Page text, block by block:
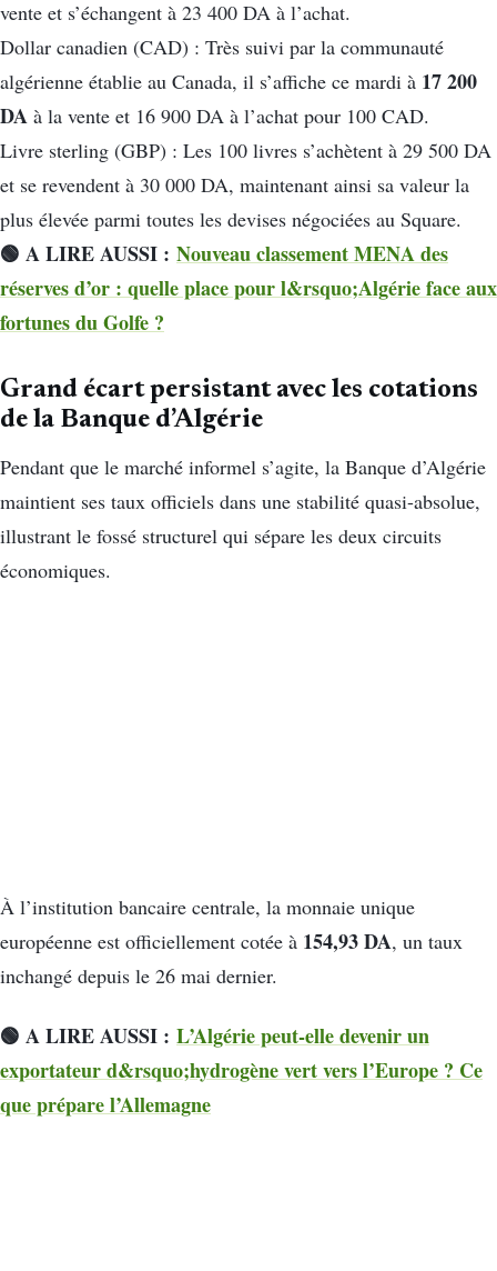
vente et s’échangent à 23 400 DA à l’achat.
Dollar canadien (CAD) : Très suivi par la communauté
algérienne établie au Canada, il s’affiche ce mardi à 17 200
DA à la vente et 16 900 DA à l’achat pour 100 CAD.
Livre sterling (GBP) : Les 100 livres s’achètent à 29 500 DA
et se revendent à 30 000 DA, maintenant ainsi sa valeur la
plus élevée parmi toutes les devises négociées au Square.
🟢 A LIRE AUSSI : Nouveau classement MENA des
réserves d’or : quelle place pour l&rsquo;Algérie face aux
fortunes du Golfe ?
Grand écart persistant avec les cotations
de la Banque d’Algérie
Pendant que le marché informel s’agite, la Banque d’Algérie
maintient ses taux officiels dans une stabilité quasi-absolue,
illustrant le fossé structurel qui sépare les deux circuits
économiques.
À l’institution bancaire centrale, la monnaie unique
européenne est officiellement cotée à 154,93 DA, un taux
inchangé depuis le 26 mai dernier.
🟢 A LIRE AUSSI : L’Algérie peut-elle devenir un
exportateur d&rsquo;hydrogène vert vers l’Europe ? Ce
que prépare l’Allemagne